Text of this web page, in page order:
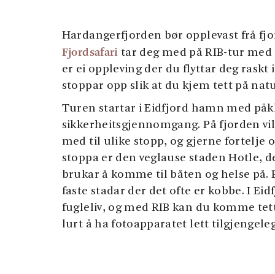
Hardangerfjorden bør opplevast frå
Fjordsafari tar deg med på RIB-tur
er ei oppleving der du flyttar deg raskt
stoppar opp slik at du kjem tett på
Turen startar i Eidfjord hamn med
sikkerheitsgjennomgang. På fjorden
med til ulike stopp, og gjerne fortelje
stoppa er den veglause staden Hotle,
brukar å komme til båten og helse på.
faste stadar der det ofte er kobbe. I
fugleliv, og med RIB kan du komme
lurt å ha fotoapparatet lett